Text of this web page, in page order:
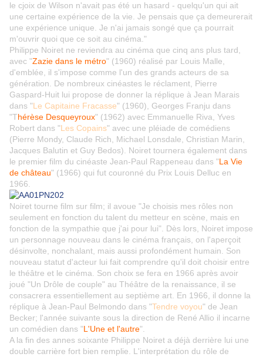
le cjoix de Wilson n'avait pas été un hasard - quelqu'un qui ait
une certaine expérience de la vie. Je pensais que ça demeurerait
une expérience unique. Je n'ai jamais songé que ça pourrait
m'ouvrir quoi que ce soit au cinéma."
Philippe Noiret ne reviendra au cinéma que cinq ans plus tard,
avec "Zazie dans le métro" (1960) réalisé par Louis Malle,
d'emblée, il s'impose comme l'un des grands acteurs de sa
génération. De nombreux cinéastes le réclament, Pierre
Gaspard-Huit lui propose de donner la réplique à Jean Marais
dans "Le Capitaine Fracasse" (1960), Georges Franju dans
"Thérèse Desqueyroux" (1962) avec Emmanuelle Riva, Yves
Robert dans "Les Copains" avec une pléiade de comédiens
(Pierre Mondy, Claude Rich, Michael Lonsdale, Christian Marin,
Jacques Balutin et Guy Bedos). Noiret tournera également dans
le premier film du cinéaste Jean-Paul Rappeneau dans "La Vie
de château" (1966) qui fut couronné du Prix Louis Delluc en
1966.
Noiret tourne film sur film; il avoue "Je choisis mes rôles non
seulement en fonction du talent du metteur en scène, mais en
fonction de la sympathie que j'ai pour lui". Dès lors, Noiret impose
un personnage nouveau dans le cinéma français, on l'aperçoit
désinvolte, nonchalant, mais aussi profondément humain. Son
nouveau statut d'acteur lui fait comprendre qu'il doit choisir entre
le théâtre et le cinéma. Son choix se fera en 1966 après avoir
joué "Un Drôle de couple" au Théâtre de la renaissance, il se
consacrera essentiellement au septième art. En 1966, il donne la
réplique à Jean-Paul Belmondo dans "Tendre voyou" de Jean
Becker; l'année suivante sous la direction de René Allio il incarne
un comédien dans "L'Une et l'autre".
A la fin des annes soixante Philippe Noiret a déjà derrière lui une
double carrière fort bien remplie. L'interprétation du rôle de